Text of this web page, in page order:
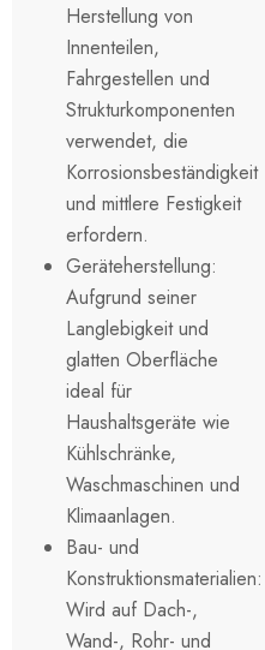
Herstellung von
Innenteilen,
Fahrgestellen und
Strukturkomponenten
verwendet, die
Korrosionsbeständigkeit
und mittlere Festigkeit
erfordern.
Geräteherstellung:
Aufgrund seiner
Langlebigkeit und
glatten Oberfläche
ideal für
Haushaltsgeräte wie
Kühlschränke,
Waschmaschinen und
Klimaanlagen.
Bau- und
Konstruktionsmaterialien:
Wird auf Dach-,
Wand-, Rohr- und